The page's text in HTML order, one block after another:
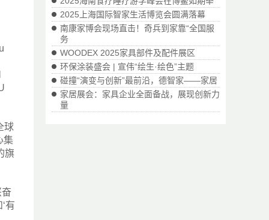
2025上海国际智家生活博览会圆满落幕
南康家博会现场直击！奇兵到家靠“全国服
务
WOODEX 2025家具部件及配件展区
环保涂装盛会 | 宣伟“绘生·绘色”主题
碰撞“演变与创新”最前沿，德智家——家居
家居展会：家具企业全面备战，展现创新力
量
球
集
旗
奋
有